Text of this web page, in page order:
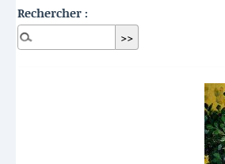
Rechercher :
Dernières publications